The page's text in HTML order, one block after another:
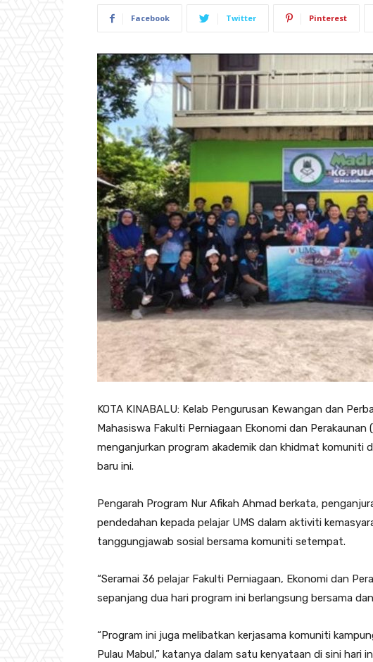
Facebook Twitter Pinterest
KOTA KINABALU: Kelab Pengurusan Kewangan dan
Mahasiswa Fakulti Perniagaan Ekonomi dan Perakaunan
menganjurkan program akademik dan khidmat komuniti
baru ini.
Pengarah Program Nur Afikah Ahmad berkata,
pendedahan kepada pelajar UMS dalam aktiviti
tanggungjawab sosial bersama komuniti setempat.
“Seramai 36 pelajar Fakulti Perniagaan, Ekonomi dan
sepanjang dua hari program ini berlangsung bersama
“Program ini juga melibatkan kerjasama komuniti
Pulau Mabul,” katanya dalam satu kenyataan di sini hari